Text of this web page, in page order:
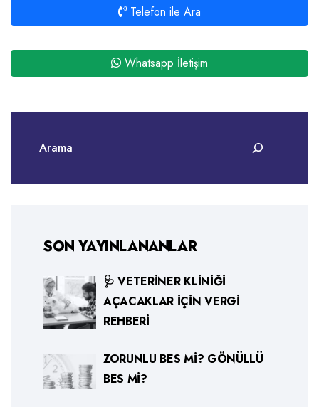
Telefon ile Ara
Whatsapp İletişim
SON YAYINLANANLAR
🩺 VETERINER KLINIĞI
AÇACAKLAR İÇIN VERGI
REHBERI
ZORUNLU BES MI? GÖNÜLLÜ
BES MI?